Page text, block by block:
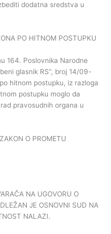
dodatna sredstva u
PO HITNOM POSTUPKU
164. Poslovnika Narodne
glasnik RS”, broj 14/09-
hitnom postupku, iz razloga
postupku moglo da
pravosudnih organa u
O PROMETU
NA UGOVORU O
JE OSNOVNI SUD NA
NALAZI.